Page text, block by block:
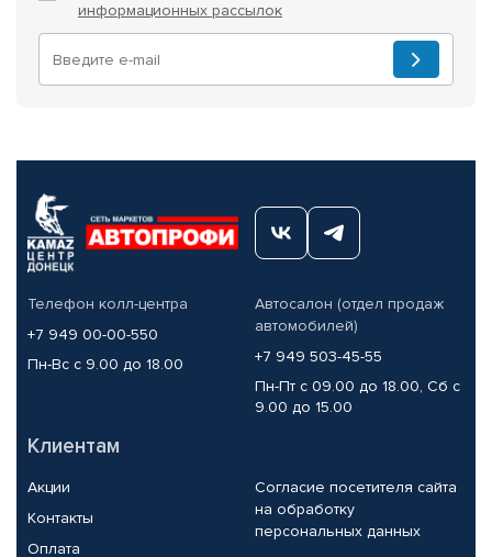
информационных рассылок
Телефон колл-центра
+7 949 00-00-550
Пн-Вс с 9.00 до 18.00
Автосалон (отдел продаж
автомобилей)
+7 949 503-45-55
Пн-Пт с 09.00 до 18.00, Сб с
9.00 до 15.00
Клиентам
Акции
Контакты
Оплата
Согласие посетителя сайта
на обработку
персональных данных